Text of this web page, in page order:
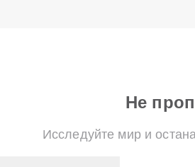
Не
Исследуйте мир и